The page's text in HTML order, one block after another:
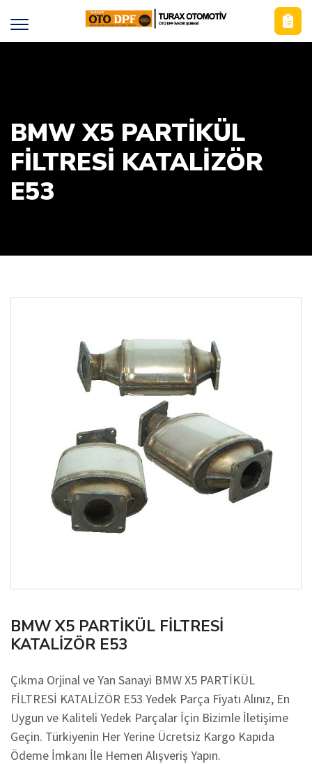
BMW X5 PARTİKÜL
FİLTRESİ KATALİZÖR
E53
BMW X5 PARTİKÜL FİLTRESİ
KATALİZÖR E53
Çıkma Orjinal ve Yan Sanayi BMW X5 PARTİKÜL
FİLTRESİ KATALİZÖR E53 Yedek Parça Fiyatı Alınız, En
Uygun ve Kaliteli Yedek Parçalar İçin Bizimle İletişime
Geçin. Türkiyenin Her Yerine Ücretsiz Kargo Kapıda
Ödeme İmkanı İle Hemen Alışveriş Yapın.